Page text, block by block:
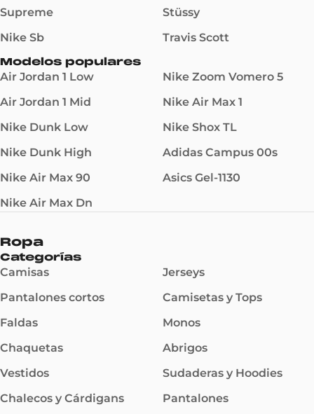
Supreme
Nike Sb
Stüssy
Travis Scott
Modelos populares
Air Jordan 1 Low
Air Jordan 1 Mid
Nike Dunk Low
Nike Dunk High
Nike Air Max 90
Nike Air Max Dn
Nike Zoom Vomero 5
Nike Air Max 1
Nike Shox TL
Adidas Campus 00s
Asics Gel-1130
Ropa
Categorías
Camisas
Pantalones cortos
Faldas
Chaquetas
Vestidos
Chalecos y Cárdigans
Jerseys
Camisetas y Tops
Monos
Abrigos
Sudaderas y Hoodies
Pantalones